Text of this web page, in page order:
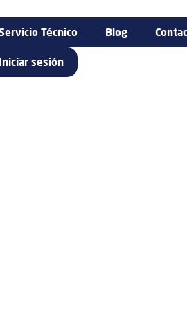
Técnico Blog
Iniciar sesión